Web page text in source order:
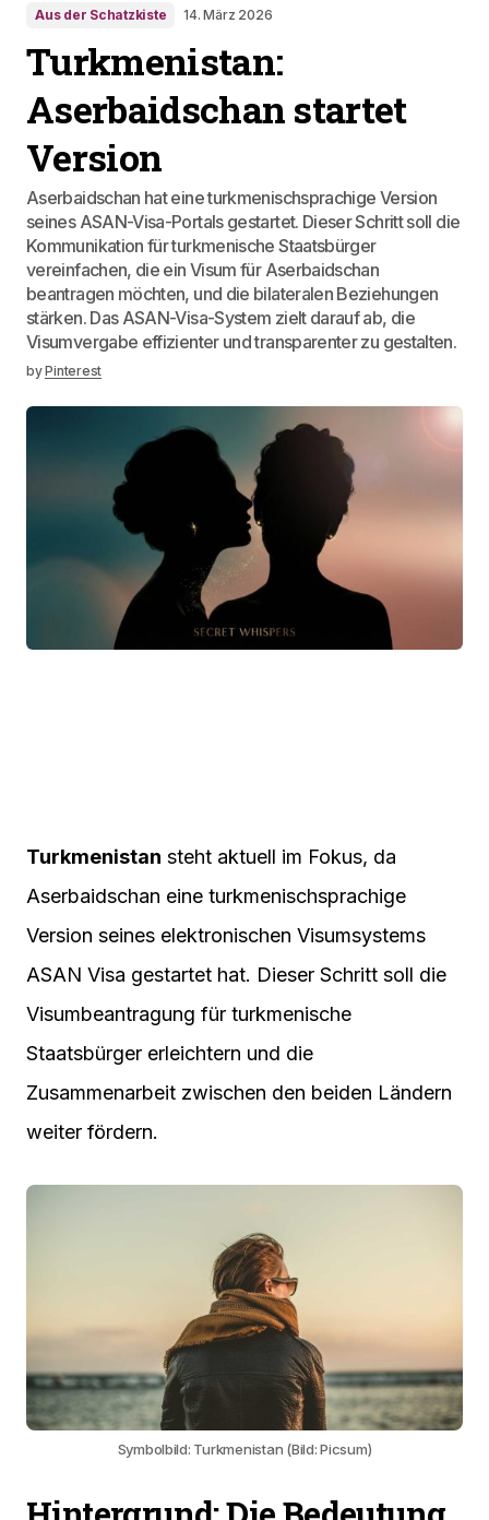
Aus der Schatzkiste 14. März 2026
Turkmenistan:
Aserbaidschan startet
Version
Aserbaidschan hat eine turkmenischsprachige Version
seines ASAN-Visa-Portals gestartet. Dieser Schritt soll die
Kommunikation für turkmenische Staatsbürger
vereinfachen, die ein Visum für Aserbaidschan
beantragen möchten, und die bilateralen Beziehungen
stärken. Das ASAN-Visa-System zielt darauf ab, die
Visumvergabe effizienter und transparenter zu gestalten.
byPinterest
Turkmenistan steht aktuell im Fokus, da
Aserbaidschan eine turkmenischsprachige
Version seines elektronischen Visumsystems
ASAN Visa gestartet hat. Dieser Schritt soll die
Visumbeantragung für turkmenische
Staatsbürger erleichtern und die
Zusammenarbeit zwischen den beiden Ländern
weiter fördern.
Symbolbild: Turkmenistan (Bild: Picsum)